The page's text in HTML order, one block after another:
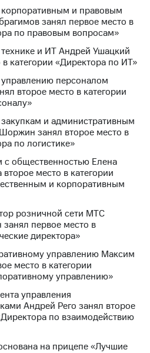
и правовым
занял первое место в
по правовым вопросам»
и ИТ Андрей Ушацкий
категории «Директора по ИТ»
персоналом
второе место в категории
и административным
занял второе место в
по логистике»
с общественностью Елена
место в категории
и корпоративным
розничной сети МТС
первое место в
директора»
управлению Максим
место в категории
управлению»
управления
Андрей Рего занял второе
по взаимодействию
на прицепе «Лучшие